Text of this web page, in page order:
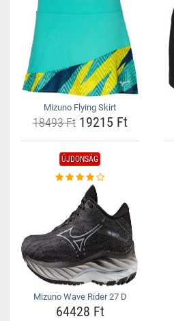
Mizuno Flying Skirt
18493 Ft19215 Ft
ÚJDONSÁG
Mizuno Wave Rider 27 D
64428 Ft